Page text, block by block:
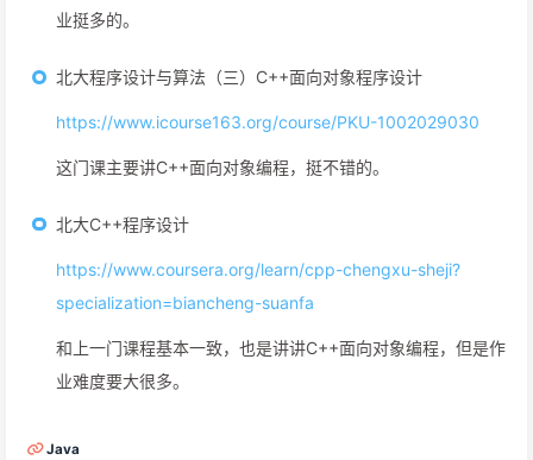
业挺多的。
北大程序设计与算法（三）C++面向对象程序设计
https://www.icourse163.org/course/PKU-1002029030
这门课主要讲C++面向对象编程，挺不错的。
北大C++程序设计
https://www.coursera.org/learn/cpp-chengxu-sheji?
specialization=biancheng-suanfa
和上一门课程基本一致，也是讲讲C++面向对象编程，但是作
业难度要大很多。
Java